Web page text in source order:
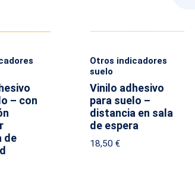
– con
de
Otros indicadores
suelo
Vinilo adhesivo
para suelo –
distancia en sala
de espera
18,50 €